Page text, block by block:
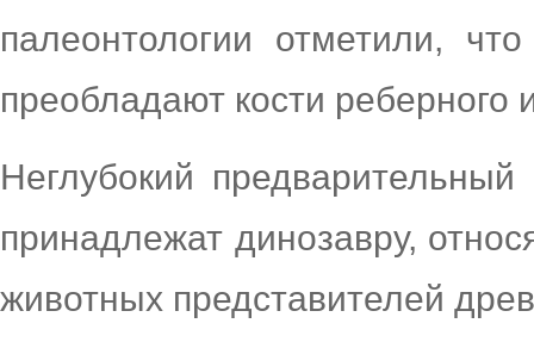
палеонтологии отметили,
преобладают кости реберного
Неглубокий
принадлежат динозавру,
животных представителей